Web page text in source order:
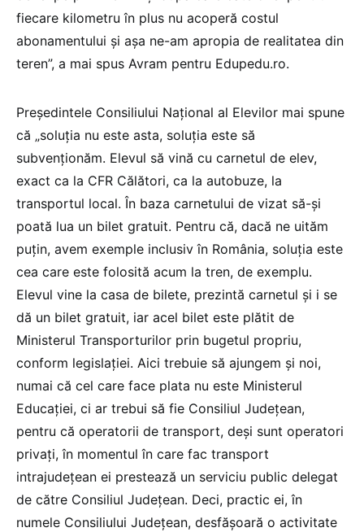
fiecare kilometru în plus nu acoperă costul
abonamentului și așa ne-am apropia de realitatea din
teren”, a mai spus Avram pentru Edupedu.ro.
Președintele Consiliului Național al Elevilor mai spune
că „soluția nu este asta, soluția este să
subvenționăm. Elevul să vină cu carnetul de elev,
exact ca la CFR Călători, ca la autobuze, la
transportul local. În baza carnetului de vizat să-și
poată lua un bilet gratuit. Pentru că, dacă ne uităm
puțin, avem exemple inclusiv în România, soluția este
cea care este folosită acum la tren, de exemplu.
Elevul vine la casa de bilete, prezintă carnetul și i se
dă un bilet gratuit, iar acel bilet este plătit de
Ministerul Transporturilor prin bugetul propriu,
conform legislației. Aici trebuie să ajungem și noi,
numai că cel care face plata nu este Ministerul
Educației, ci ar trebui să fie Consiliul Județean,
pentru că operatorii de transport, deși sunt operatori
privați, în momentul în care fac transport
intrajudețean ei prestează un serviciu public delegat
de către Consiliul Județean. Deci, practic ei, în
numele Consiliului Județean, desfășoară o activitate